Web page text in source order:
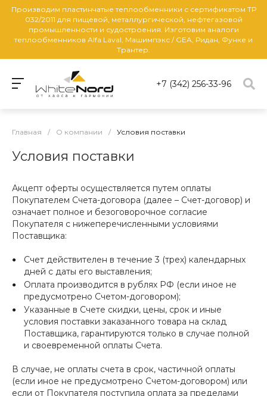
Производим пластинчатые теплообменники с сертификатом ТР
032/2011 для пищевой, металлургической, нефтегазовой
промышленности и судостроения. Изготовим аналоги
теплообменников Alfa Laval, Машимпэкс / GEA, Ридан, Функе и
Трантер.
+7 (342) 256-33-96
Главная / О компании / Условия поставки
Условия поставки
Акцепт оферты осуществляется путем оплаты
Покупателем Счета-договора (далее – Счет-договор) и
означает полное и безоговорочное согласие
Покупателя с нижеперечисленными условиями
Поставщика:
Счет действителен в течение 3 (трех) календарных
дней с даты его выставления;
Оплата производится в рублях РФ (если иное не
предусмотрено Счетом-договором);
Указанные в Счете скидки, цены, срок и иные
условия поставки заказанного товара на склад
Поставщика, гарантируются только в случае полной
и своевременной оплаты Счета.
В случае, не оплаты счета в срок, частичной оплаты
(если иное не предусмотрено Счетом-договором) или
если от Покупателя поступила оплата за пределами